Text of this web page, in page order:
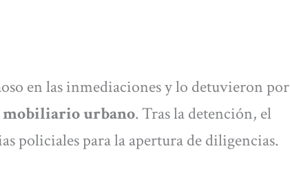
en las inmediaciones y lo detuvieron por
mobiliario urbano. Tras la detención, el
policiales para la apertura de diligencias.